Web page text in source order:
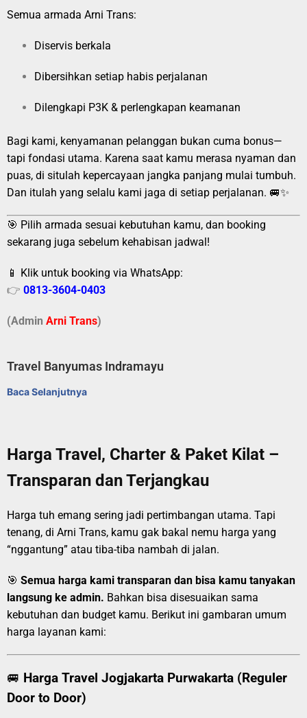
Semua armada Arni Trans:
Diservis berkala
Dibersihkan setiap habis perjalanan
Dilengkapi P3K & perlengkapan keamanan
Bagi kami, kenyamanan pelanggan bukan cuma bonus—
tapi fondasi utama. Karena saat kamu merasa nyaman dan
puas, di situlah kepercayaan jangka panjang mulai tumbuh.
Dan itulah yang selalu kami jaga di setiap perjalanan. 🚐✨
🎯 Pilih armada sesuai kebutuhan kamu, dan booking
sekarang juga sebelum kehabisan jadwal!
📱 Klik untuk booking via WhatsApp:
👉 0813-3604-0403
(Admin Arni Trans)
Travel Banyumas Indramayu
Baca Selanjutnya
Harga Travel, Charter & Paket Kilat –
Transparan dan Terjangkau
Harga tuh emang sering jadi pertimbangan utama. Tapi
tenang, di Arni Trans, kamu gak bakal nemu harga yang
“nggantung” atau tiba-tiba nambah di jalan.
🎯 Semua harga kami transparan dan bisa kamu tanyakan
langsung ke admin. Bahkan bisa disesuaikan sama
kebutuhan dan budget kamu. Berikut ini gambaran umum
harga layanan kami:
🚐 Harga Travel Jogjakarta Purwakarta (Reguler
Door to Door)